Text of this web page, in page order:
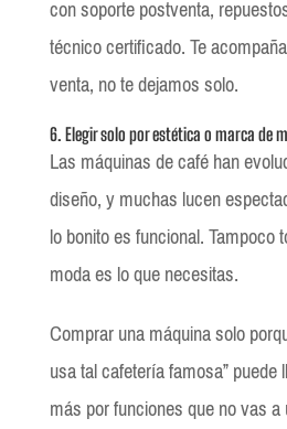
con soporte postventa,
técnico certificado. Te
venta, no te dejamos solo.
6. Elegir solo por estética o marca de
Las máquinas de café han
diseño, y muchas lucen
lo bonito es funcional. Tampoco
moda es lo que necesitas.
Comprar una máquina solo
usa tal cafetería famosa”
más por funciones que no vas a